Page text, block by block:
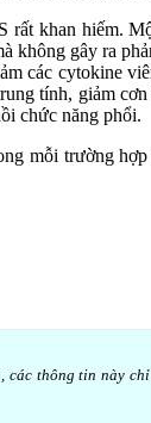
khan hiếm.
gây ra
các cytokine
tính, giảm
chức năng phổi.
mỗi trường
thông tin này